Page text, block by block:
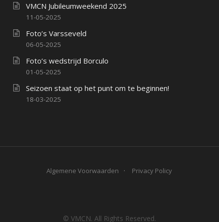
VMCN Jubileumweekend 2025
11-05-2025
Foto’s Varsseveld
06-05-2025
Foto’s wedstrijd Borculo
01-05-2025
Seizoen staat op het punt om te beginnen!
18-03-2025
Algemene Voorwaarden Privacy Policy
© VMCN. All Rights Reserved.